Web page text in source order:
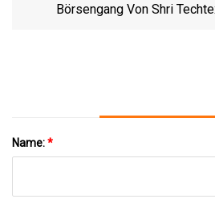
Börsengang Von Shri
Name:*